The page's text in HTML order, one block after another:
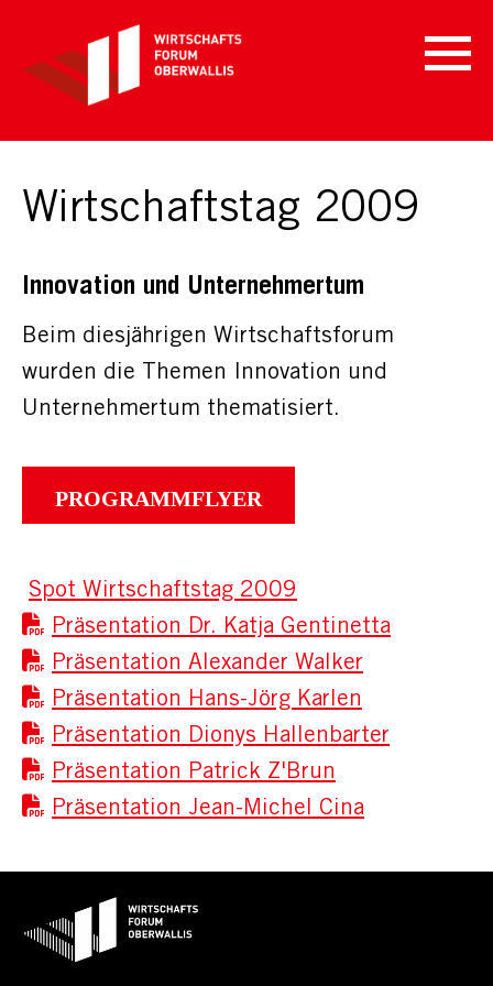
Wirtschaftstag 2009
Innovation und Unternehmertum
Beim diesjährigen Wirtschaftsforum
wurden die Themen Innovation und
Unternehmertum thematisiert.
PROGRAMMFLYER
Spot Wirtschaftstag 2009
Präsentation Dr. Katja Gentinetta
Präsentation Alexander Walker
Präsentation Hans-Jörg Karlen
Präsentation Dionys Hallenbarter
Präsentation Patrick Z'Brun
Präsentation Jean-Michel Cina